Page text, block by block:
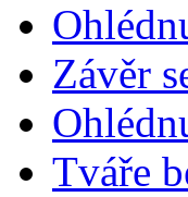
Závěr
Tváře